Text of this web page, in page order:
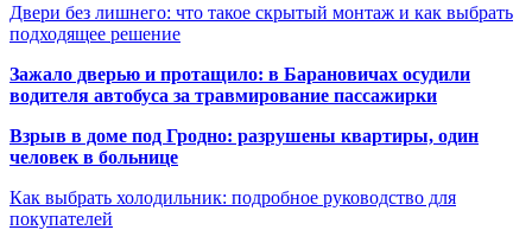
Двери без лишнего: что такое скрытый монтаж и как выбрать
подходящее решение
Зажало дверью и протащило: в Барановичах осудили
водителя автобуса за травмирование пассажирки
Взрыв в доме под Гродно: разрушены квартиры, один
человек в больнице
Как выбрать холодильник: подробное руководство для
покупателей